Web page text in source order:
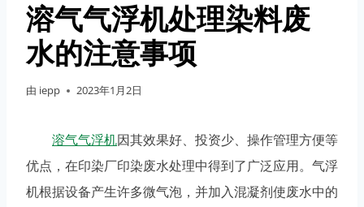
溶气气浮机处理染料废
水的注意事项
由 iepp 2023年1月2日
溶气气浮机因其效果好、投资少、操作管理方便等
优点，在印染厂印染废水处理中得到了广泛应用。气浮
机根据设备产生许多微气泡，并加入混凝剂使废水中的